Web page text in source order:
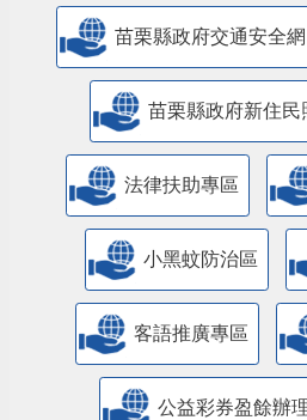
苗栗縣政府交通安全網
苗栗縣政府新住民
法律扶助專區
小黑蚊防治區
客語推廣專區
公益彩券盈餘辦